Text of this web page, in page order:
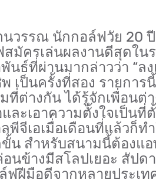
วรรณ นักกอล์ฟวัย 20 ปี
มัครเล่นผลงานดีสุดใน
นธ์ที่ผ่านมากล่าวว่า “ล
พ เป็นครั้งที่สอง รายกา
ต่างกัน ได้รู้จักเพื่อนต่
ละเอาความตั้งใจเป็นที่
พีจีเอเมื่อเดือนที่แล้วก็ท
ขั้น สำหรับสนามนี้ต้องแ
อนข้างมีสโลปเยอะ สัป
ฟฝีมือดีจากหลายประเท